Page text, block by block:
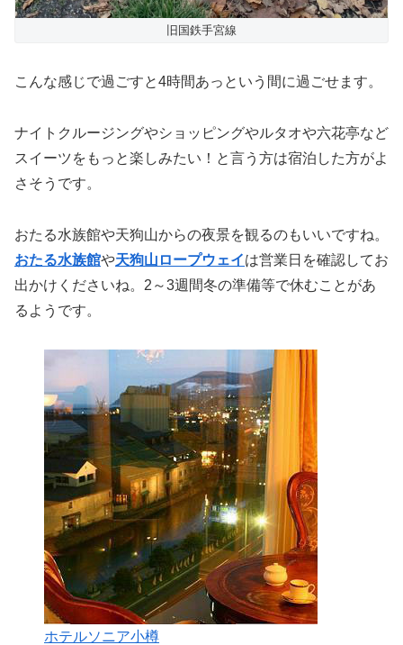
旧国鉄手宮線
こんな感じで過ごすと4時間あっという間に過ごせます。
ナイトクルージングやショッピングやルタオや六花亭など
スイーツをもっと楽しみたい！と言う方は宿泊した方がよ
さそうです。
おたる水族館や天狗山からの夜景を観るのもいいですね。
おたる水族館や天狗山ロープウェイは営業日を確認してお
出かけくださいね。2～3週間冬の準備等で休むことがあ
るようです。
ホテルソニア小樽